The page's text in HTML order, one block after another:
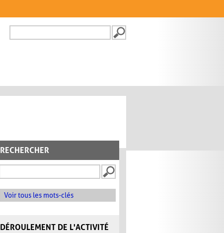
FORMULAIRE DE
RECHERCHER
Voir tous les mots-clés
DÉROULEMENT DE L'ACTIVITÉ